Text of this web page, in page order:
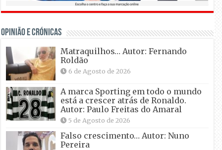
OPINIÃO E CRÓNICAS
Matraquilhos… Autor: Fernando
Roldão
6 de Agosto de 2026
A marca Sporting em todo o mundo
está a crescer atrás de Ronaldo.
Autor: Paulo Freitas do Amaral
5 de Agosto de 2026
Falso crescimento… Autor: Nuno
Pereira